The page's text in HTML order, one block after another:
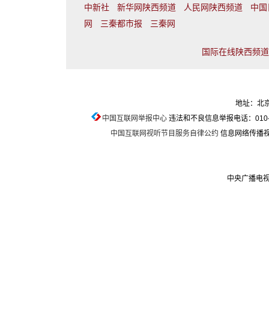
中新社 新华网陕西频道 人民网陕西频道
中
网
三秦都市报 三秦网
国际在线陕西频
地址：北
中国互联网举报中心违法和不良信息举报电话：
中国互联网视听节目服务自律公约 信息网络传播
中央广播电